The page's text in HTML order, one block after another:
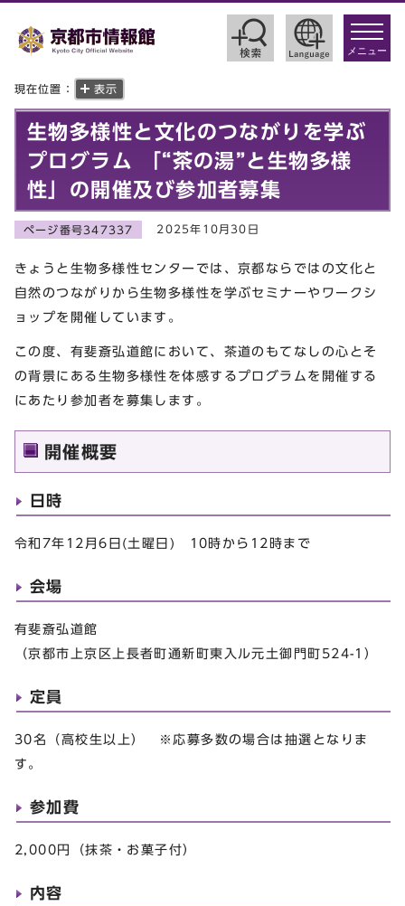
toggle
メニュー
現在位置： 表示
生物多様性と文化のつながりを学ぶ
プログラム 「“茶の湯”と生物多様
性」の開催及び参加者募集
ページ番号347337 2025年10月30日
きょうと生物多様性センターでは、京都ならではの文化と
自然のつながりから生物多様性を学ぶセミナーやワークシ
ョップを開催しています。
この度、有斐斎弘道館において、茶道のもてなしの心とそ
の背景にある生物多様性を体感するプログラムを開催する
にあたり参加者を募集します。
開催概要
日時
令和7年12月6日(土曜日) 10時から12時まで
会場
有斐斎弘道館
（京都市上京区上長者町通新町東入ル元土御門町524-1）
定員
30名（高校生以上） ※応募多数の場合は抽選となりま
す。
参加費
2,000円（抹茶・お菓子付）
内容